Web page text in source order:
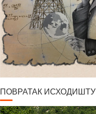
ПОВРАТАК ИСХОДИШТУ